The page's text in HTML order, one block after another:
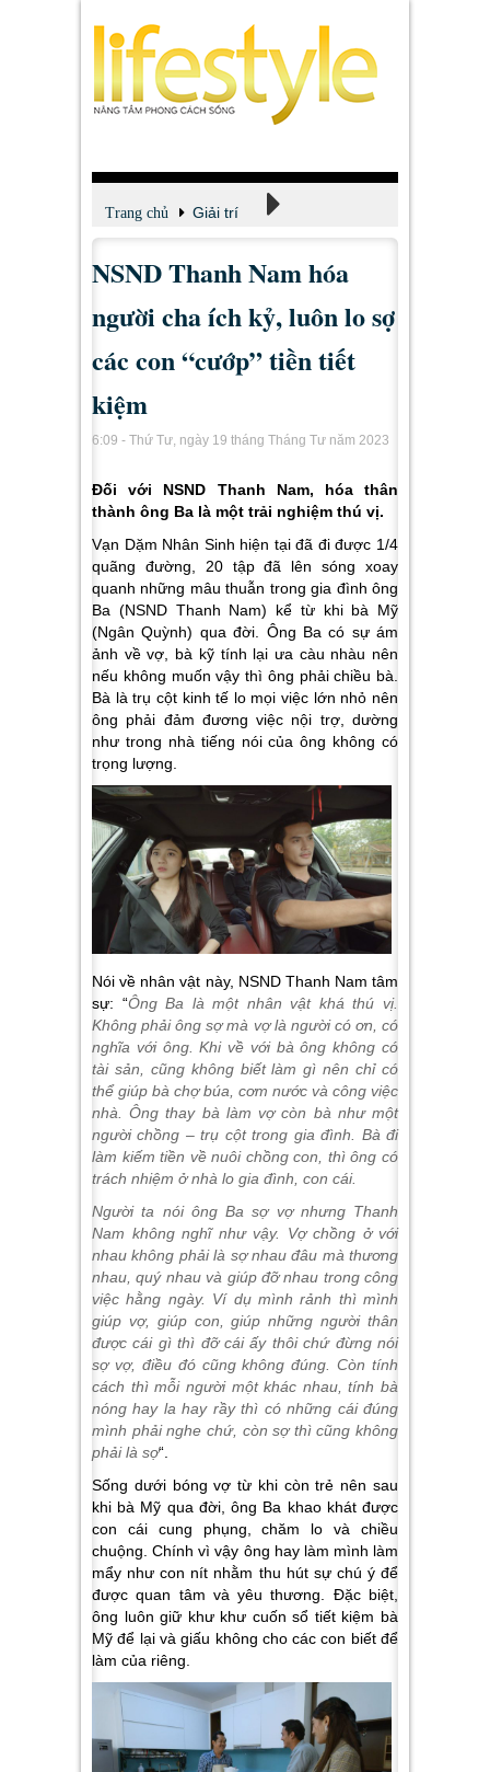
Trang chủ Giải trí
Xem - Nghe - Đọc
NSND Thanh Nam hóa
người cha ích kỷ, luôn lo sợ
các con “cướp” tiền tiết
kiệm
6:09 - Thứ Tư, ngày 19 tháng Tháng Tư năm 2023
Đối với NSND Thanh Nam, hóa thân
thành ông Ba là một trải nghiệm thú vị.
Vạn Dặm Nhân Sinh hiện tại đã đi được 1/4
quãng đường, 20 tập đã lên sóng xoay
quanh những mâu thuẫn trong gia đình ông
Ba (NSND Thanh Nam) kể từ khi bà Mỹ
(Ngân Quỳnh) qua đời. Ông Ba có sự ám
ảnh về vợ, bà kỹ tính lại ưa càu nhàu nên
nếu không muốn vậy thì ông phải chiều bà.
Bà là trụ cột kinh tế lo mọi việc lớn nhỏ nên
ông phải đảm đương việc nội trợ, dường
như trong nhà tiếng nói của ông không có
trọng lượng.
Nói về nhân vật này, NSND Thanh Nam tâm
sự: “Ông Ba là một nhân vật khá thú vị.
Không phải ông sợ mà vợ là người có ơn, có
nghĩa với ông. Khi về với bà ông không có
tài sản, cũng không biết làm gì nên chỉ có
thể giúp bà chợ búa, cơm nước và công việc
nhà. Ông thay bà làm vợ còn bà như một
người chồng – trụ cột trong gia đình. Bà đi
làm kiếm tiền về nuôi chồng con, thì ông có
trách nhiệm ở nhà lo gia đình, con cái.
Người ta nói ông Ba sợ vợ nhưng Thanh
Nam không nghĩ như vậy. Vợ chồng ở với
nhau không phải là sợ nhau đâu mà thương
nhau, quý nhau và giúp đỡ nhau trong công
việc hằng ngày. Ví dụ mình rảnh thì mình
giúp vợ, giúp con, giúp những người thân
được cái gì thì đỡ cái ấy thôi chứ đừng nói
sợ vợ, điều đó cũng không đúng. Còn tính
cách thì mỗi người một khác nhau, tính bà
nóng hay la hay rầy thì có những cái đúng
mình phải nghe chứ, còn sợ thì cũng không
phải là sợ“.
Sống dưới bóng vợ từ khi còn trẻ nên sau
khi bà Mỹ qua đời, ông Ba khao khát được
con cái cung phụng, chăm lo và chiều
chuộng. Chính vì vậy ông hay làm mình làm
mẩy như con nít nhằm thu hút sự chú ý để
được quan tâm và yêu thương. Đặc biệt,
ông luôn giữ khư khư cuốn sổ tiết kiệm bà
Mỹ để lại và giấu không cho các con biết để
làm của riêng.